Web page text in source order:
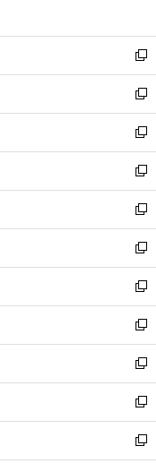
開
く
ウ
で
開
く
ン
ド
ウ
で
開
く
ウ
ィ
ン
ド
ウ
で
開
く
新
し
い
ウ
ィ
ン
ド
ウ
で
開
く
新
し
い
ウ
ィ
ン
ド
ウ
で
開
く
新
し
い
ウ
ィ
ン
ド
ウ
で
開
く
新
し
い
ウ
ィ
ン
ド
ウ
で
開
く
新
し
い
ウ
ィ
ン
ド
ウ
で
開
く
新
し
い
ウ
ィ
ン
ド
ウ
で
開
く
新
し
い
ウ
ィ
ン
ド
ウ
で
開
新
し
い
ウ
ィ
ン
ド
新
し
い
ウ
ィ
新
し
い
新